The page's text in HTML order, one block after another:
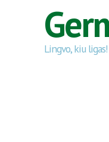
Lingvo, kiu ligas!